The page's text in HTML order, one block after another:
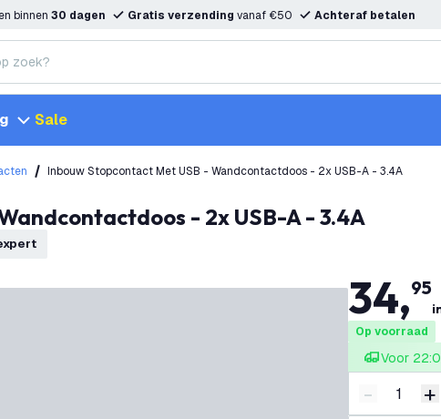
binnen 30 dagen Gratis verzending vanaf €50 Achteraf betalen
Sale
Inbouw Stopcontact Met USB - Wandcontactdoos - 2x USB-A - 3.4A
- 2x USB-A - 3.4A
34,95
Op voorraad
Voor
Verminder
- +